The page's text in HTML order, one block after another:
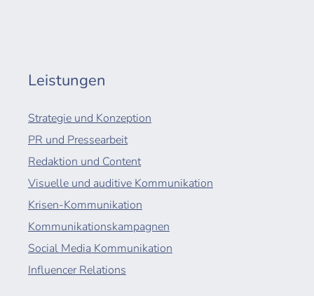
Leistungen
Strategie und Konzeption
PR und Pressearbeit
Redaktion und Content
Visuelle und auditive Kommunikation
Krisen-Kommunikation
Kommunikationskampagnen
Social Media Kommunikation
Influencer Relations